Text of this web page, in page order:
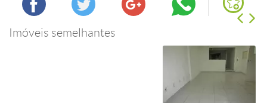
Imóveis semelhantes